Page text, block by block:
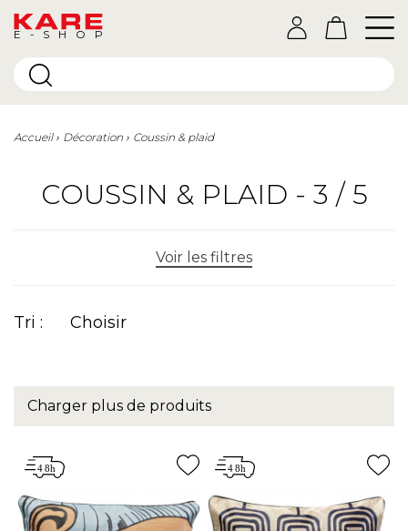
E-SHOP
Accueil Décoration Coussin & plaid
COUSSIN & PLAID - 3 / 5
Voir les filtres
Tri : Choisir
Charger plus de produits